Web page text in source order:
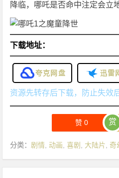
降临，哪吒是否命中注定会立
下载地址：
夸克网盘 迅雷
资源先转存后下载，防止失效
赞0 赏
分类： 剧情 ,动画 ,喜剧 大陆片 ,奇